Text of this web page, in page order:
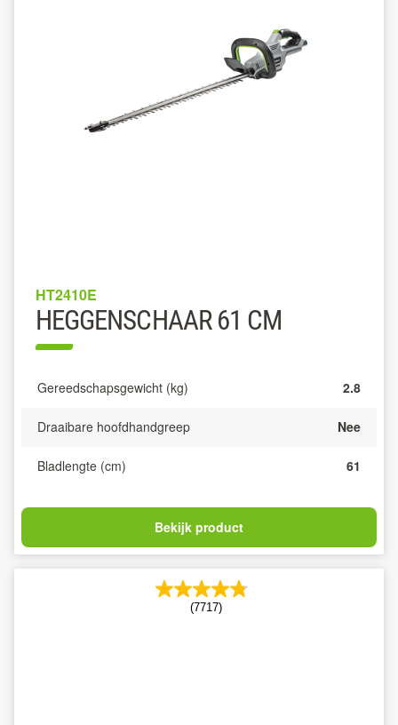
HT2410E
HEGGENSCHAAR 61 CM
Gereedschapsgewicht (kg) 2.8
Draaibare hoofdhandgreep Nee
Bladlengte (cm) 61
Bekijk product
(7717)